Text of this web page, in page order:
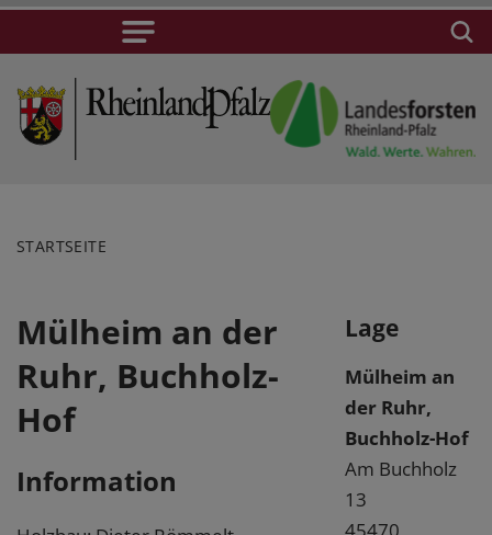
STARTSEITE
Mülheim an der
Ruhr, Buchholz-
Hof
Information
Lage
Mülheim an
der Ruhr,
Buchholz-Hof
Am Buchholz
13
45470